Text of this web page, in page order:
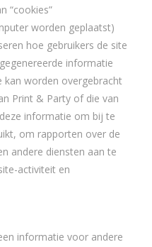
“cookies”
worden geplaatst)
hoe gebruikers de site
informatie
kan worden overgebracht
Print & Party of die van
informatie om bij te
om rapporten over de
andere diensten aan te
activiteit en
informatie voor andere